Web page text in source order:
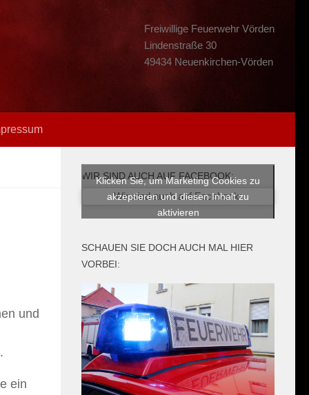
Freiwillige Feuerwehr Vörden
Lindenstraße 30
49434 Neuenkirchen-Vörden
und
ein
WIR SIND AUCH AUF FACEBOOK:
Wir sind auch auf Facebook:
Klicken Sie, um Marketing Cookies zu
akzeptieren und diesen Inhalt zu
aktivieren
SCHAUEN SIE DOCH AUCH MAL HIER
VORBEI: